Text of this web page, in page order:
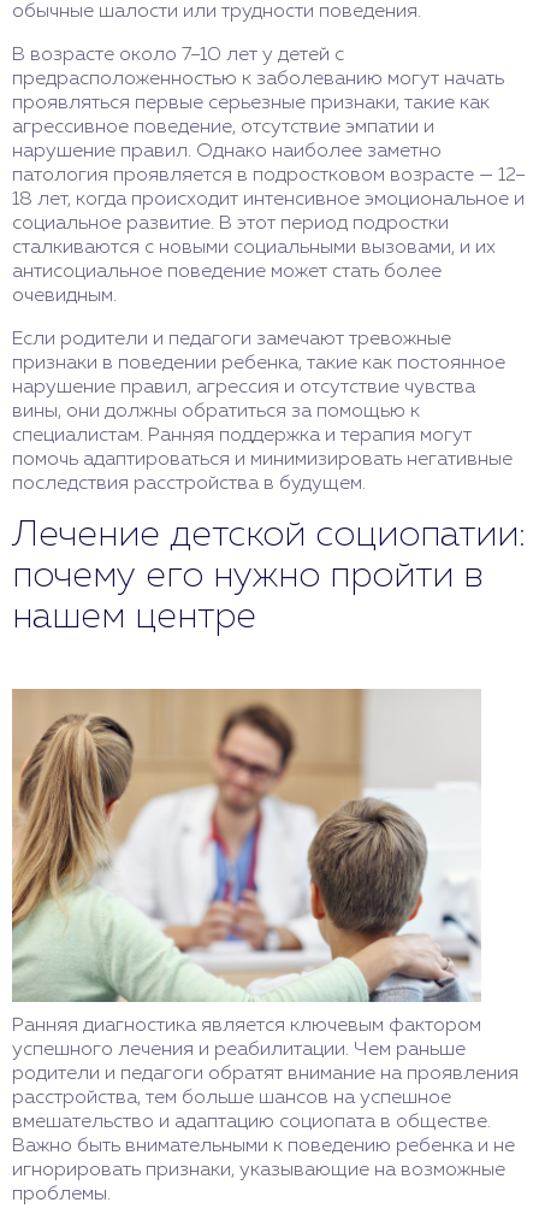
обычные шалости или трудности поведения.
В возрасте около 7–10 лет у детей с
предрасположенностью к заболеванию могут начать
проявляться первые серьезные признаки, такие как
агрессивное поведение, отсутствие эмпатии и
нарушение правил. Однако наиболее заметно
патология проявляется в подростковом возрасте — 12–
18 лет, когда происходит интенсивное эмоциональное и
социальное развитие. В этот период подростки
сталкиваются с новыми социальными вызовами, и их
антисоциальное поведение может стать более
очевидным.
Если родители и педагоги замечают тревожные
признаки в поведении ребенка, такие как постоянное
нарушение правил, агрессия и отсутствие чувства
вины, они должны обратиться за помощью к
специалистам. Ранняя поддержка и терапия могут
помочь адаптироваться и минимизировать негативные
последствия расстройства в будущем.
Лечение детской социопатии:
почему его нужно пройти в
нашем центре
Ранняя диагностика является ключевым фактором
успешного лечения и реабилитации. Чем раньше
родители и педагоги обратят внимание на проявления
расстройства, тем больше шансов на успешное
вмешательство и адаптацию социопата в обществе.
Важно быть внимательными к поведению ребенка и не
игнорировать признаки, указывающие на возможные
проблемы.